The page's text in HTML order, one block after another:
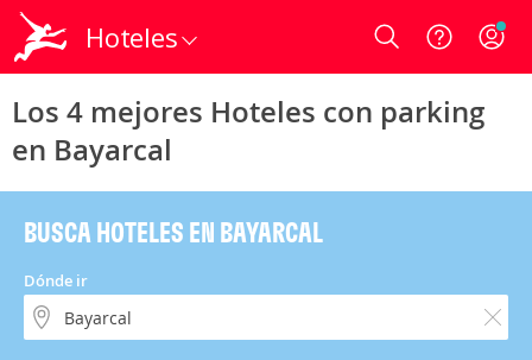
Hoteles Login
Los 4 mejores Hoteles con parking
en Bayarcal
BUSCA HOTELES EN BAYARCAL
Dónde ir